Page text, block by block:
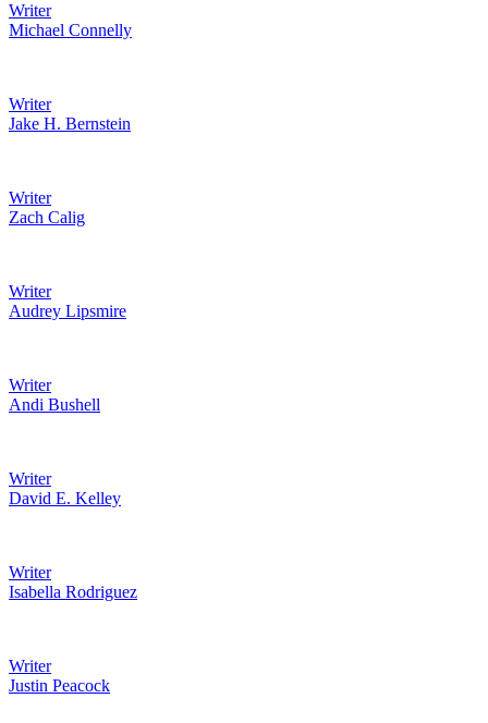
Writer
Michael Connelly
Writer
Jake H. Bernstein
Writer
Zach Calig
Writer
Audrey Lipsmire
Writer
Andi Bushell
Writer
David E. Kelley
Writer
Isabella Rodriguez
Writer
Justin Peacock